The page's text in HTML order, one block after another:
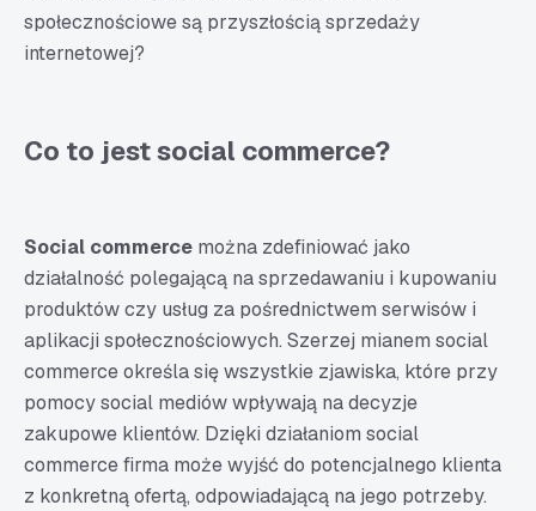
społecznościowe są przyszłością sprzedaży
internetowej?
Co to jest social commerce?
Social commerce można zdefiniować jako
działalność polegającą na sprzedawaniu i kupowaniu
produktów czy usług za pośrednictwem serwisów i
aplikacji społecznościowych. Szerzej mianem social
commerce określa się wszystkie zjawiska, które przy
pomocy social mediów wpływają na decyzje
zakupowe klientów. Dzięki działaniom social
commerce firma może wyjść do potencjalnego klienta
z konkretną ofertą, odpowiadającą na jego potrzeby.